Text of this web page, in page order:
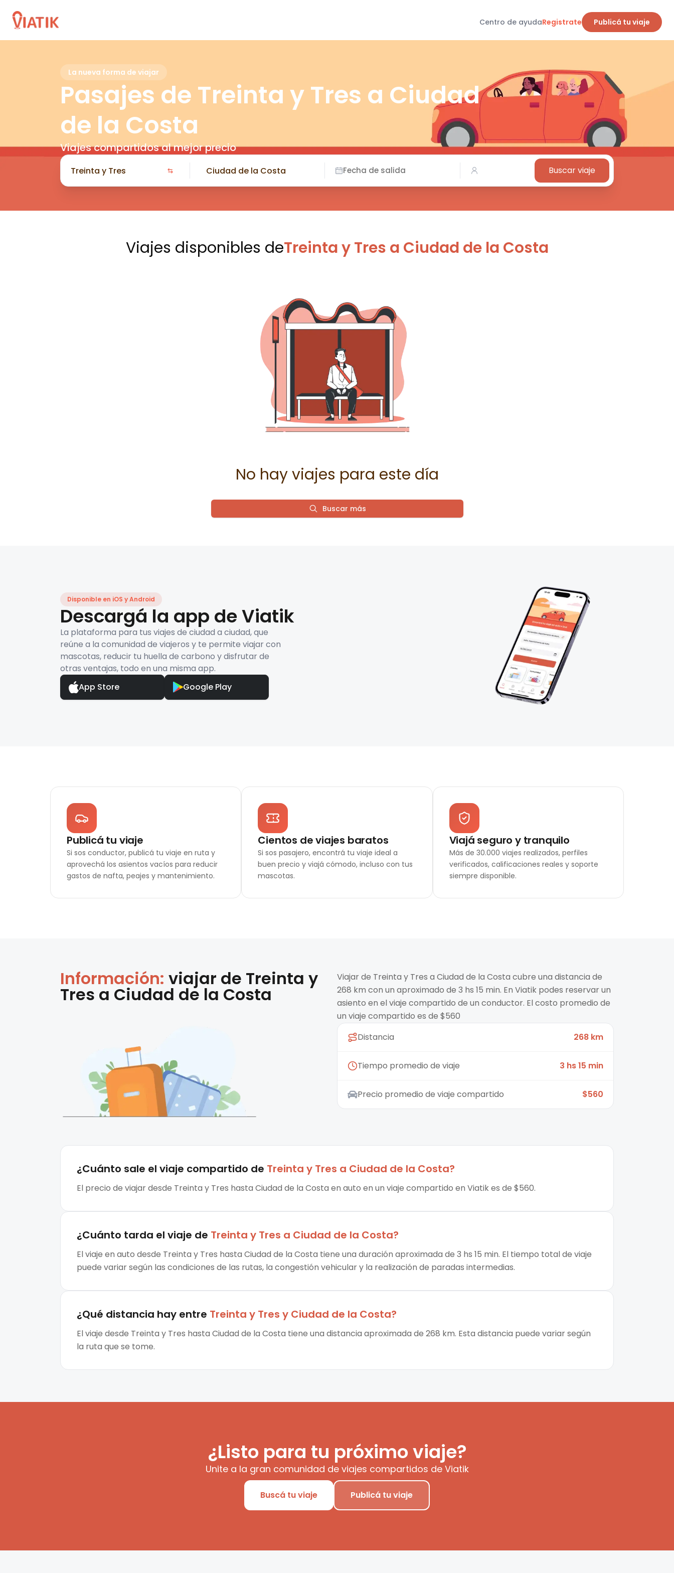
Centro de ayudaRegistrate Publicá tu viaje
La nueva forma de viajar
Pasajes de Treinta y Tres a Ciudad
de la Costa
Viajes compartidos al mejor precio
Fecha de salida Buscar viaje
Viajes disponibles deTreinta y Tres a Ciudad de la Costa
No hay viajes para este día
Buscar más
Disponible en iOS y Android
Descargá la app de Viatik
La plataforma para tus viajes de ciudad a ciudad, que
reúne a la comunidad de viajeros y te permite viajar con
mascotas, reducir tu huella de carbono y disfrutar de
otras ventajas, todo en una misma app.
App Store
Google Play
Publicá tu viaje
Si sos conductor, publicá tu viaje en ruta y
aprovechá los asientos vacíos para reducir
gastos de nafta, peajes y mantenimiento.
Cientos de viajes baratos
Si sos pasajero, encontrá tu viaje ideal a
buen precio y viajá cómodo, incluso con tus
mascotas.
Viajá seguro y tranquilo
Más de 30.000 viajes realizados, perfiles
verificados, calificaciones reales y soporte
siempre disponible.
Información: viajar de Treinta y
Tres a Ciudad de la Costa
Viajar de Treinta y Tres a Ciudad de la Costa cubre una distancia de
268 km con un aproximado de 3 hs 15 min. En Viatik podes reservar un
asiento en el viaje compartido de un conductor. El costo promedio de
un viaje compartido es de $560
Distancia
268 km
Tiempo promedio de viaje 3 hs 15 min
Precio promedio de viaje compartido $560
¿Cuánto sale el viaje compartido de Treinta y Tres a Ciudad de la Costa?
El precio de viajar desde Treinta y Tres hasta Ciudad de la Costa en auto en un viaje compartido en Viatik es de $560.
¿Cuánto tarda el viaje de Treinta y Tres a Ciudad de la Costa?
El viaje en auto desde Treinta y Tres hasta Ciudad de la Costa tiene una duración aproximada de 3 hs 15 min. El tiempo total de viaje
puede variar según las condiciones de las rutas, la congestión vehicular y la realización de paradas intermedias.
¿Qué distancia hay entre Treinta y Tres y Ciudad de la Costa?
El viaje desde Treinta y Tres hasta Ciudad de la Costa tiene una distancia aproximada de 268 km. Esta distancia puede variar según
la ruta que se tome.
¿Listo para tu próximo viaje?
Unite a la gran comunidad de viajes compartidos de Viatik
Buscá tu viaje Publicá tu viaje